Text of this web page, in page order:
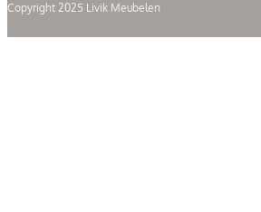
Copyright 2025 Livik Meubelen